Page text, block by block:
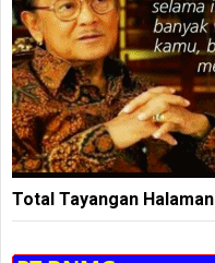
Total Tayangan Halaman